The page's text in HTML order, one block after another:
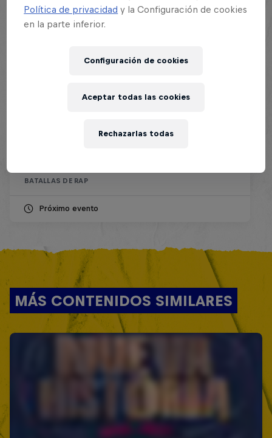
Red Bull Batalla Final Torneo de
19 Septiembre 2026
BATALLAS DE RAP
Próximo evento
MÁS CONTENIDOS SIMILARES
Política de privacidad y la Configuración de cookies
en la parte inferior.
Configuración de cookies
Rechazarlas todas
Aceptar todas las cookies